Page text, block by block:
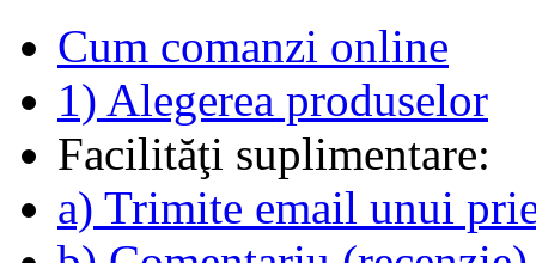
Cum comanzi online
1) Alegerea produselor
Facilităţi suplimentare:
a) Trimite email unui